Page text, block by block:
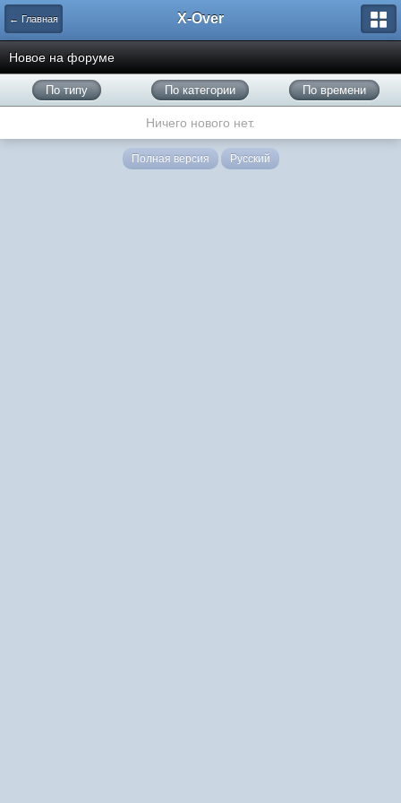
← Главная X-Over
Новое на форуме
По типу По категории По времени
Ничего нового нет.
Полная версия Русский